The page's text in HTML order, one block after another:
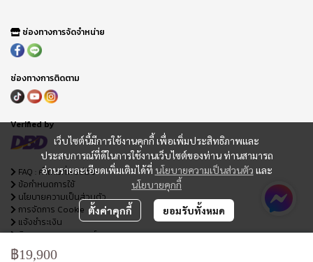
฿19,900
เว็บไซต์นี้มีการใช้งานคุกกี้ เพื่อเพิ่มประสิทธิภาพและ
ประสบการณ์ที่ดีในการใช้งานเว็บไซต์ของท่าน ท่านสามารถ
อ่านรายละเอียดเพิ่มเติมได้ที่ นโยบายความเป็นส่วนตัว และ
นโยบายคุกกี้
ตั้งค่าคุกกี้ ยอมรับทั้งหมด
ช่องทางการจัดจำหน่าย
ช่องทางการติดตาม
Verified by
FAQ : คำถามที่พบบ่อย
ข้อกำหนดการใช้
นโยบายความเป็นส่วนตัว
การจัดการ Cookie
แจ้งชำระเงิน
ติดตามสถานะออเดอร์
ใบเสนอราคา